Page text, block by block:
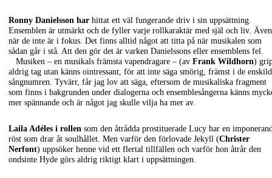
Ronny Danielsson har hittat ett väl fungerande driv i sin uppsättning.
Ensemblen är utmärkt och de fyller varje rollkaraktär med själ och liv. Även
när de inte är i fokus. Det finns alltid något att titta på när musikalen som
sådan går i stå. Att den gör det är varken Danielssons eller ensemblens fel.
Musiken – en musikals främsta vapendragare – (av Frank Wildhorn)
aldrig tag utan känns ointressant, för att inte säga smörig, främst i de
sångnumren. Tyvärr, får jag lov att säga, eftersom de musikaliska fragment
som finns i bakgrunden under dialogerna och ensemblesångerna känns
mer spännande och är något jag skulle vilja ha mer av.
Laila Adéles i rollen som den åtrådda prostituerade Lucy har en
röst som drar åt soulhållet. Men varför den förlovade Jekyll (Christer
Nerfont) uppsöker henne vid ett flertal tillfällen och varför hon åtrår den
ondsinte Hyde görs aldrig riktigt klart i uppsättningen.